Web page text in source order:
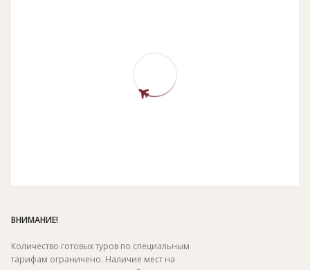
ВНИМАНИЕ!
Количество готовых туров по специальным
тарифам ограничено. Наличие мест на